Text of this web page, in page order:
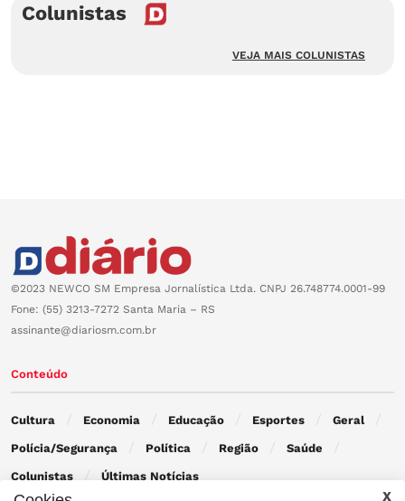
Colunistas
VEJA MAIS COLUNISTAS
©2023 NEWCO SM Empresa Jornalística Ltda. CNPJ 26.748774.0001-99
Fone: (55) 3213-7272 Santa Maria – RS
assinante@diariosm.com.br
Conteúdo
Cultura Economia Educação Esportes Geral
Polícia/Segurança Política Região Saúde
Colunistas Últimas Notícias